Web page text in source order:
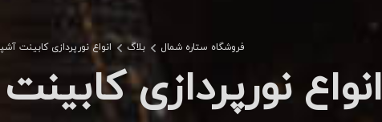
فروشگاه ستاره شمال بلاگ انواع نورپردازی کابینت
انواع نورپردازی